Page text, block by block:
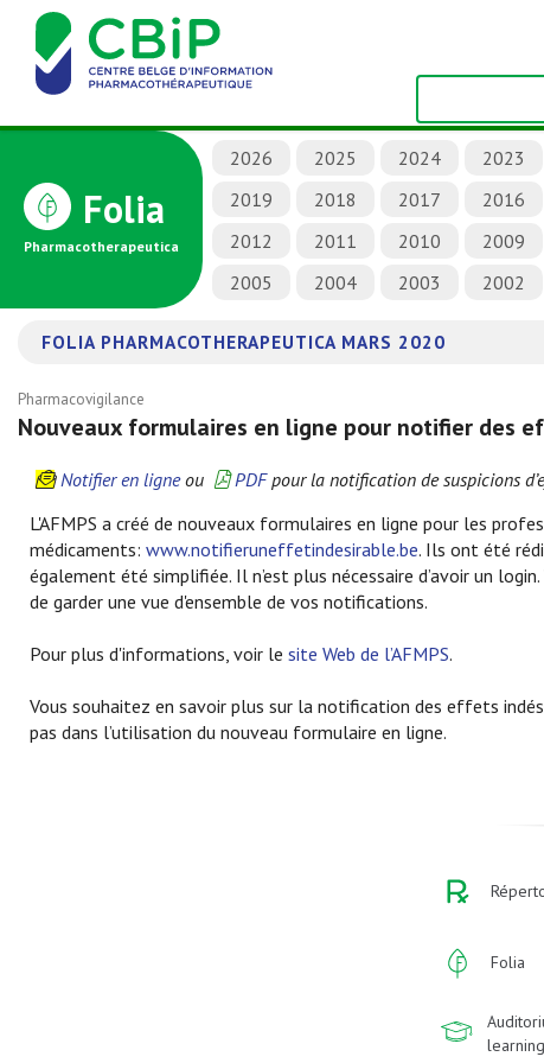
Folia
Pharmacotherapeutica
2026 2025 2024 2023
2019
2018 2017 2016
2012
2011 2010 2009
2005
2004 2003 2002
FOLIA PHARMACOTHERAPEUTICA MARS 2020
Pharmacovigilance
Nouveaux formulaires en ligne pour notifier des
Notifier en ligneou PDFpour la notification de suspicions
L'AFMPS a créé de nouveaux formulaires en ligne pour les
médicaments: www.notifieruneffetindesirable.be. Ils ont été
également été simplifiée. Il n’est plus nécessaire d’avoir un
de garder une vue d'ensemble de vos notifications.
Pour plus d'informations, voir le site Web de l’AFMPS.
Vous souhaitez en savoir plus sur la notification des effets
pas dans l’utilisation du nouveau formulaire en ligne.
Folia